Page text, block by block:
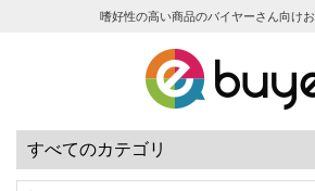
嗜好性の高い商品のバイヤーさん向け